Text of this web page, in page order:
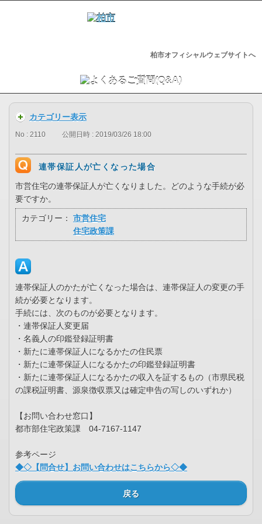
柏市オフィシャルウェブサイトへ
カテゴリー表示
No : 2110 公開日時 : 2019/03/26 18:00
連帯保証人が亡くなった場合
市営住宅の連帯保証人が亡くなりました。どのような手続が必
要ですか。
カテゴリー：
市営住宅
住宅政策課
連帯保証人のかたが亡くなった場合は、連帯保証人の変更の手
続が必要となります。
手続には、次のものが必要となります。
・連帯保証人変更届
・名義人の印鑑登録証明書
・新たに連帯保証人になるかたの住民票
・新たに連帯保証人になるかたの印鑑登録証明書
・新たに連帯保証人になるかたの収入を証するもの（市県民税
の課税証明書、源泉徴収票又は確定申告の写しのいずれか）
【お問い合わせ窓口】
都市部住宅政策課 04-7167-1147
参考ページ
◆◇【問合せ】お問い合わせはこちらから◇◆
戻る